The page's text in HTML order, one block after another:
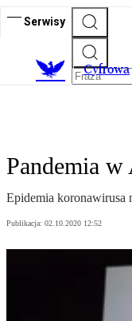
Serwisy
Cyfrowa
Pandemia
Epidemia koronawirusa
Publikacja: 02.10.2020 12:52